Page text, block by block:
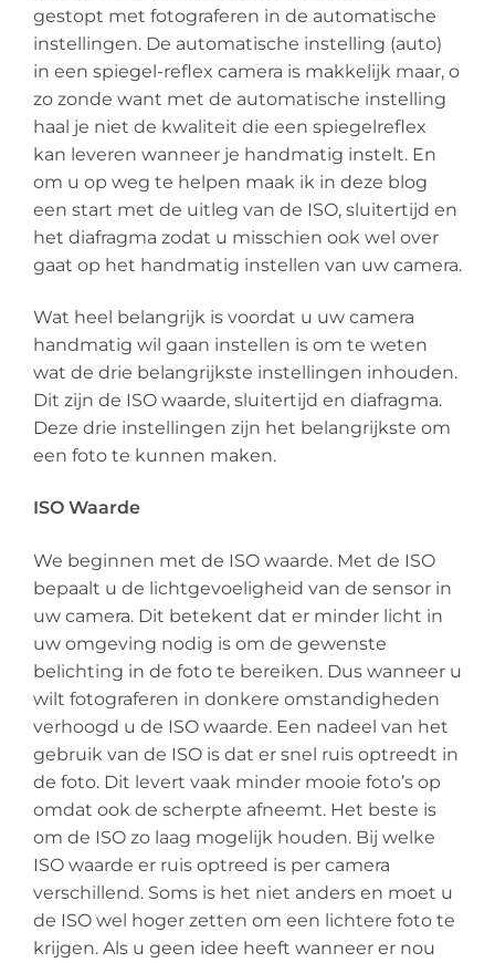
gestopt met fotograferen in de automatische
instellingen. De automatische instelling (auto)
in een spiegel-reflex camera is makkelijk maar, o
zo zonde want met de automatische instelling
haal je niet de kwaliteit die een spiegelreflex
kan leveren wanneer je handmatig instelt. En
om u op weg te helpen maak ik in deze blog
een start met de uitleg van de ISO, sluitertijd en
het diafragma zodat u misschien ook wel over
gaat op het handmatig instellen van uw camera.
Wat heel belangrijk is voordat u uw camera
handmatig wil gaan instellen is om te weten
wat de drie belangrijkste instellingen inhouden.
Dit zijn de ISO waarde, sluitertijd en diafragma.
Deze drie instellingen zijn het belangrijkste om
een foto te kunnen maken.
ISO Waarde
We beginnen met de ISO waarde. Met de ISO
bepaalt u de lichtgevoeligheid van de sensor in
uw camera. Dit betekent dat er minder licht in
uw omgeving nodig is om de gewenste
belichting in de foto te bereiken. Dus wanneer u
wilt fotograferen in donkere omstandigheden
verhoogd u de ISO waarde. Een nadeel van het
gebruik van de ISO is dat er snel ruis optreedt in
de foto. Dit levert vaak minder mooie foto’s op
omdat ook de scherpte afneemt. Het beste is
om de ISO zo laag mogelijk houden. Bij welke
ISO waarde er ruis optreed is per camera
verschillend. Soms is het niet anders en moet u
de ISO wel hoger zetten om een lichtere foto te
krijgen. Als u geen idee heeft wanneer er nou